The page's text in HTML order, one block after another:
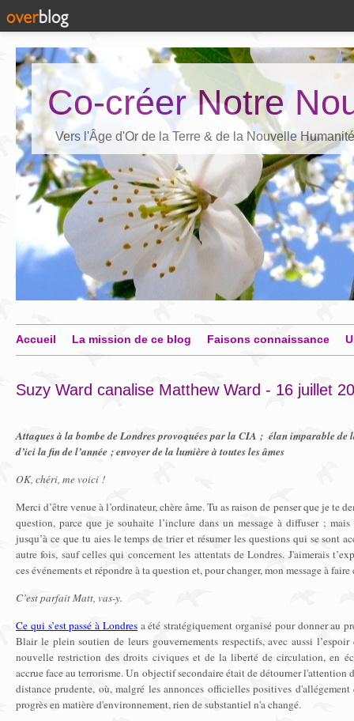
Co-créer Notre
Vers l'Âge d'Or de la Terre & de la Nouvelle Humanité
Accueil La mission de ce blog Faisons connaissance
Suzy Ward canalise Matthew Ward - 16 juillet
Attaques à la bombe de Londres provoquées par la CIA ; élan imparable de
d’ici la fin de l’année ; envoyer de la lumière à toutes les âmes
OK, chéri, me voici !
Merci d’être venue à l’ordinateur, chère âme. Tu as raison de penser que je te
question, parce que je souhaite l’inclure dans un message à diffuser ;
jusqu’à ce que tu aies le temps de trier et résumer les questions qui se sont
autre fois, sauf celles qui concernent les attentats de Londres. J'aimerais
ces événements et répondre à ta question et, pour changer, mon message à
C’est parfait Matt, vas-y.
Ce qui s’est passé à Londresa été stratégiquement organisé pour donner au
Blair le plein soutien de leurs gouvernements respectifs, avec aussi
nouvelle restriction des droits civiques et de la liberté de circulation, en
accrue face au terrorisme. Un objectif secondaire était de détourner l'attention
distance prudente, où, malgré les annonces officielles positives
progrès en matière d'environnement, rien de substantiel n'a changé.